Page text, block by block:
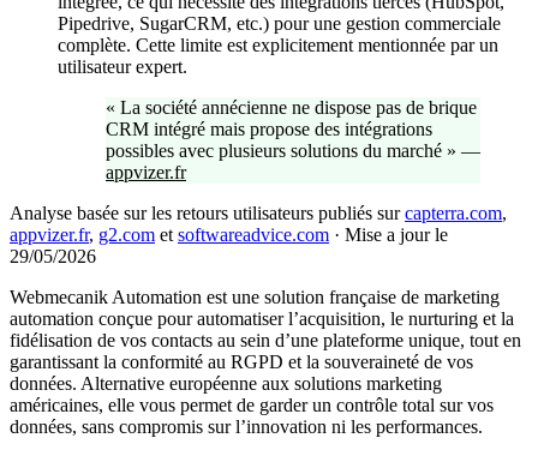
Pipedrive, SugarCRM, etc.) pour une gestion commerciale
complète. Cette limite est explicitement mentionnée par un
utilisateur expert.
« La société annécienne ne dispose pas de brique
CRM intégré mais propose des intégrations
possibles avec plusieurs solutions du marché » —
appvizer.fr
Analyse basée sur les retours utilisateurs publiés surcapterra.com,
appvizer.fr, g2.com et softwareadvice.com · Mise a jour le
29/05/2026
Webmecanik Automation est une solution française de marketing
automation conçue pour automatiser l’acquisition, le nurturing et la
fidélisation de vos contacts au sein d’une plateforme unique, tout en
garantissant la conformité au RGPD et la souveraineté de vos
données. Alternative européenne aux solutions marketing
américaines, elle vous permet de garder un contrôle total sur vos
données, sans compromis sur l’innovation ni les performances.